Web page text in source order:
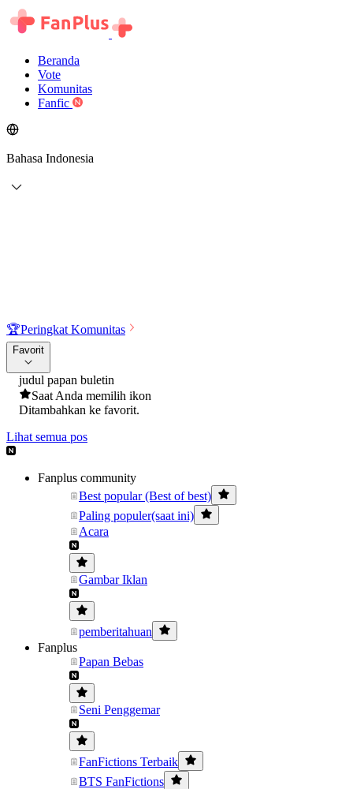
Beranda
Vote
Komunitas
Fanfic
Bahasa Indonesia
🏆Peringkat Komunitas
Favorit
judul papan buletin
Saat Anda memilih ikon
Ditambahkan ke favorit.
Lihat semua pos
Fanplus community
Best popular (Best of best)
Paling populer(saat ini)
Acara
Gambar Iklan
pemberitahuan
Fanplus
Papan Bebas
Seni Penggemar
FanFictions Terbaik
BTS FanFictions